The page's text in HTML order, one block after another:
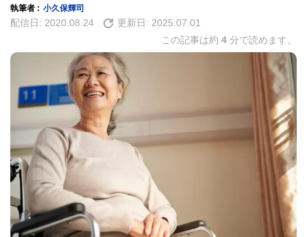
執筆者 : 小久保輝司
配信日: 2020.08.24 更新日: 2025.07.01
この記事は約 4 分で読めます。